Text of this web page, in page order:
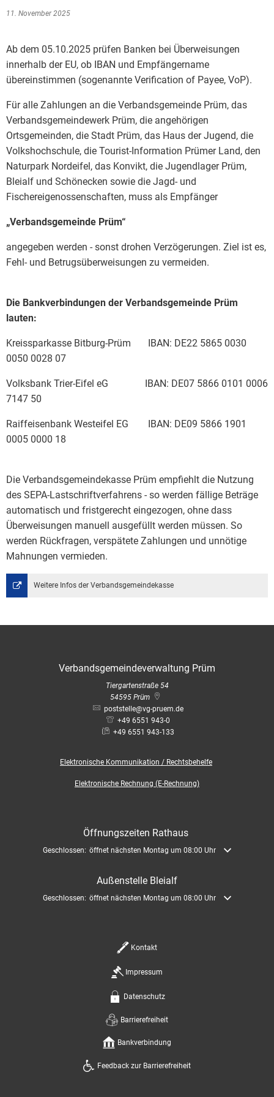
Senioren
Kommunaler
Schreibtisch in Prüm
11. November 2025
Ab dem 05.10.2025 prüfen Banken bei Überweisungen
innerhalb der EU, ob IBAN und Empfängername
übereinstimmen (sogenannte Verification of Payee, VoP).
Für alle Zahlungen an die Verbandsgemeinde Prüm, das
Verbandsgemeindewerk Prüm, die angehörigen
Ortsgemeinden, die Stadt Prüm, das Haus der Jugend, die
Volkshochschule, die Tourist-Information Prümer Land, den
Naturpark Nordeifel, das Konvikt, die Jugendlager Prüm,
Bleialf und Schönecken sowie die Jagd- und
Fischereigenossenschaften, muss als Empfänger
„Verbandsgemeinde Prüm“
angegeben werden - sonst drohen Verzögerungen. Ziel ist es,
Fehl- und Betrugsüberweisungen zu vermeiden.
Die Bankverbindungen der Verbandsgemeinde Prüm
lauten:
Kreissparkasse Bitburg-Prüm IBAN: DE22 5865 0030
0050 0028 07
Volksbank Trier-Eifel eG IBAN: DE07 5866 0101 0006
7147 50
Raiffeisenbank Westeifel EG IBAN: DE09 5866 1901
0005 0000 18
Die Verbandsgemeindekasse Prüm empfiehlt die Nutzung
des SEPA-Lastschriftverfahrens - so werden fällige Beträge
automatisch und fristgerecht eingezogen, ohne dass
Überweisungen manuell ausgefüllt werden müssen. So
werden Rückfragen, verspätete Zahlungen und unnötige
Mahnungen vermieden.
Weitere Infos der Verbandsgemeindekasse
Verbandsgemeindeverwaltung Prüm
Tiergartenstraße 54
54595 Prüm
poststelle@vg-pruem.de
+49 6551 943-0
+49 6551 943-133
Elektronische Kommunikation / Rechtsbehelfe
Elektronische Rechnung (E-Rechnung)
Öffnungszeiten Rathaus
Klicken, um weitere Öffnungs- oder Schließzeiten auszublenden
Geschlossen: öffnet nächsten Montag um 08:00 Uhr
Außenstelle Bleialf
Klicken, um weitere Öffnungs- oder Schließzeiten auszublenden
Geschlossen: öffnet nächsten Montag um 08:00 Uhr
Kontakt
Impressum
Datenschutz
Barrierefreiheit
Bankverbindung
Feedback zur Barrierefreiheit